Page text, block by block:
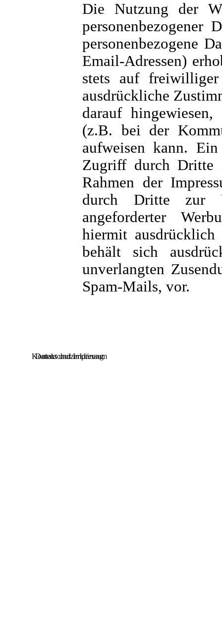
Die Nutzung der
personenbezogener
personenbezogene
Email-Adressen)
stets auf
ausdrückliche
darauf
(z.B. bei der
aufweisen kann.
Zugriff durch
Rahmen der
durch Dritte zur
angeforderter
hiermit ausdrücklich
behält sich
unverlangten
Spam-Mails, vor.
Kontakt und Impressum
Datenschutzerklärung